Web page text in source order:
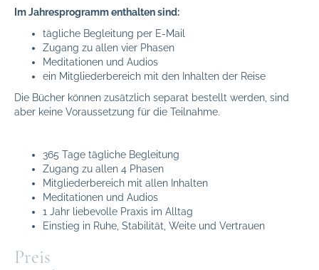
Im Jahresprogramm enthalten sind:
tägliche Begleitung per E-Mail
Zugang zu allen vier Phasen
Meditationen und Audios
ein Mitgliederbereich mit den Inhalten der Reise
Die Bücher können zusätzlich separat bestellt werden, sind
aber keine Voraussetzung für die Teilnahme.
365 Tage tägliche Begleitung
Zugang zu allen 4 Phasen
Mitgliederbereich mit allen Inhalten
Meditationen und Audios
1 Jahr liebevolle Praxis im Alltag
Einstieg in Ruhe, Stabilität, Weite und Vertrauen
Preis